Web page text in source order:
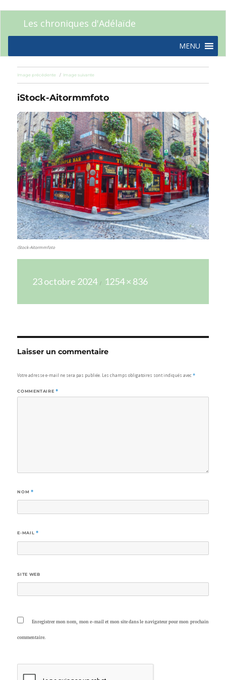
Les chroniques d'Adélaïde
MENU
Image précédente Image suivante
iStock-Aitormmfoto
iStock-Aitormmfoto
le
23 octobre 2024
réelle
1254 × 836
Laisser un commentaire
Votre adresse e-mail ne sera pas publiée. Les champs obligatoires sont indiqués avec*
COMMENTAIRE *
NOM *
E-MAIL *
SITE WEB
Enregistrer mon nom, mon e-mail et mon site dans le navigateur pour mon prochain
commentaire.